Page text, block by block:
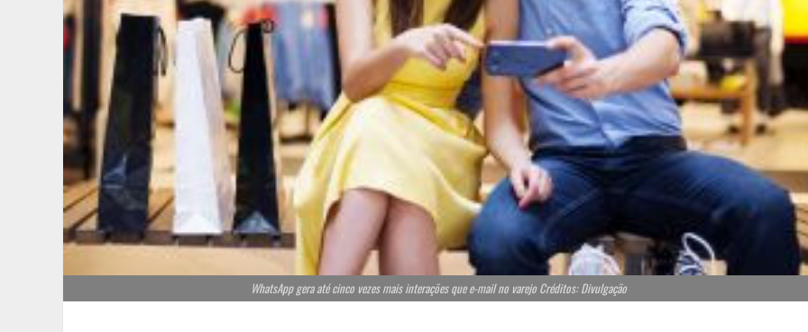
WhatsApp gera até cinco vezes mais interações que e-mail no varejo Créditos: Divulgação